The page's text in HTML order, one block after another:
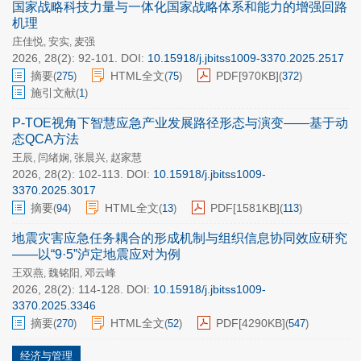
国家战略科技力量与一体化国家战略体系和能力的增强回路
机理
庄佳悦, 安实, 麦强
2026, 28(2): 92-101. DOI: 10.15918/j.jbitss1009-3370.2025.2517
摘要(275) HTML全文(75) PDF[970KB](372)
施引文献(1)
P-TOE视角下智慧应急产业发展路径形态与演变——基于动
态QCA方法
王辰, 闫绪娴, 张晨兴, 赵家慧
2026, 28(2): 102-113. DOI: 10.15918/j.jbitss1009-
3370.2025.3017
摘要(94) HTML全文(13) PDF[1581KB](113)
地震灾害应急任务耦合的形成机制与组织信息协同效应研究
——以“9·5”泸定地震应对为例
王双燕, 魏铭阳 , 邓云峰
2026, 28(2): 114-128. DOI: 10.15918/j.jbitss1009-
3370.2025.3346
摘要(270) HTML全文(52) PDF[4290KB](547)
经济与管理